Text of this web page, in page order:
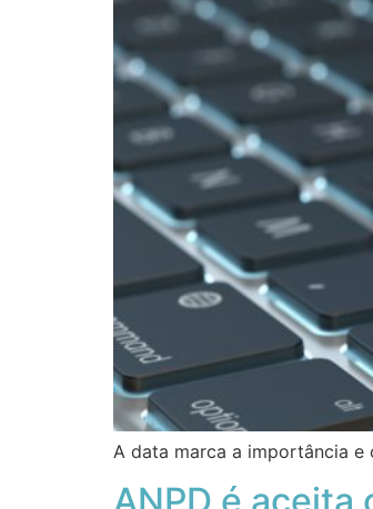
A data marca a importância e